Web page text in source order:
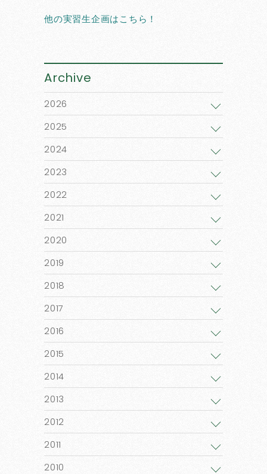
他の実習生企画はこちら！
Archive
2026
2025
2024
2023
2022
2021
2020
2019
2018
2017
2016
2015
2014
2013
2012
2011
2010